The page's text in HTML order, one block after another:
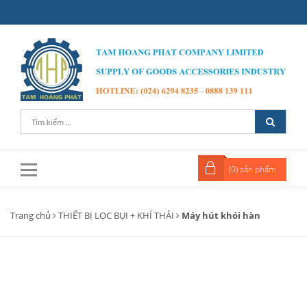
(0) sản phẩm
Trang chủ THIẾT BỊ LỌC BỤI + KHÍ THẢI Máy hút khói hàn